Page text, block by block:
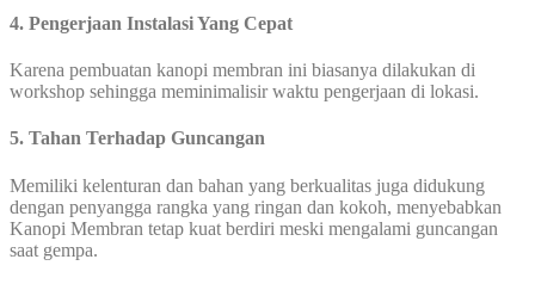
4. Pengerjaan Instalasi Yang Cepat
Karena pembuatan kanopi membran ini biasanya dilakukan di
workshop sehingga meminimalisir waktu pengerjaan di lokasi.
5. Tahan Terhadap Guncangan
Memiliki kelenturan dan bahan yang berkualitas juga didukung
dengan penyangga rangka yang ringan dan kokoh, menyebabkan
Kanopi Membran tetap kuat berdiri meski mengalami guncangan
saat gempa.